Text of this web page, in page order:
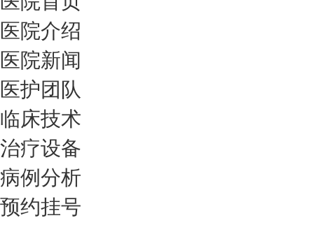
医院介绍
医院新闻
医护团队
临床技术
治疗设备
病例分析
预约挂号